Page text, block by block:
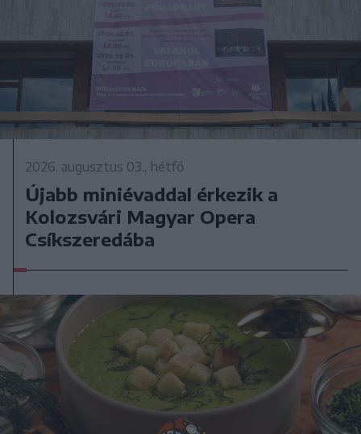
2026. augusztus 03., hétfő
Újabb miniévaddal érkezik a
Kolozsvári Magyar Opera
Csíkszeredába